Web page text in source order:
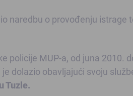
naredbu o provođenju istrage
policije MUP-a, od juna 2010.
dolazio obavljajući svoju
Tuzle.